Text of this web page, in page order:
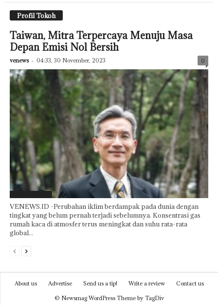
Profil Tokoh
Taiwan, Mitra Terpercaya Menuju Masa
Depan Emisi Nol Bersih
venews - 04:33, 30 November, 2023 0
VENEWS.ID -Perubahan iklim berdampak pada dunia dengan
tingkat yang belum pernah terjadi sebelumnya. Konsentrasi gas
rumah kaca di atmosfer terus meningkat dan suhu rata-rata
global...
About us Advertise Send us a tip! Write a review
Contact us
© Newsmag WordPress Theme by TagDiv